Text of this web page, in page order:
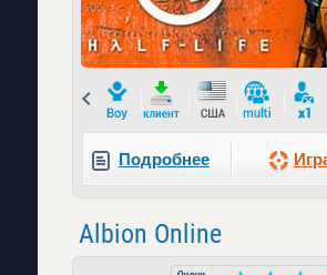
Prev
Подробнее
Albion Online